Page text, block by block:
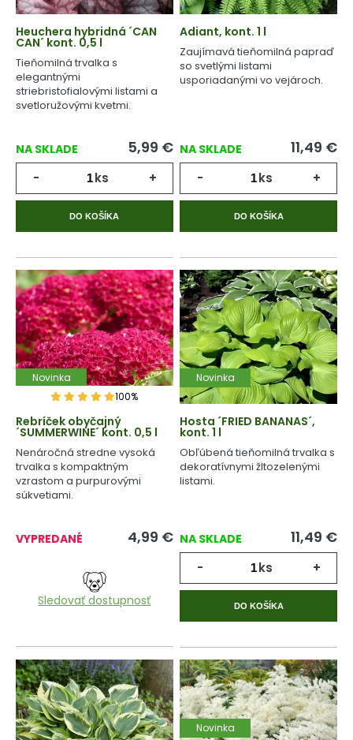
Heuchera hybridná ´CAN
CAN´ kont. 0,5 l
Tieňomilná trvalka s
elegantnými
striebristofialovými listami a
svetloružovými kvetmi.
NA SKLADE 5,99 €
- ks +
DO KOŠÍKA
Adiant, kont. 1 l
Zaujímavá tieňomilná papraď
so svetlými listami
usporiadanými vo vejároch.
NA SKLADE 11,49 €
- ks +
DO KOŠÍKA
Novinka
100%
Rebríček obyčajný
´SUMMERWINE´ kont. 0,5 l
Nenáročná stredne vysoká
trvalka s kompaktným
vzrastom a purpurovými
súkvetiami.
VYPREDANÉ 4,99 €
Sledovať dostupnosť
Novinka
Hosta ´FRIED BANANAS´,
kont. 1 l
Obľúbená tieňomilná trvalka s
dekoratívnymi žltozelenými
listami.
NA SKLADE 11,49 €
- ks +
DO KOŠÍKA
Novinka